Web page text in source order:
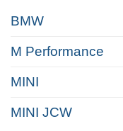
BMW
M Performance
MINI
MINI JCW